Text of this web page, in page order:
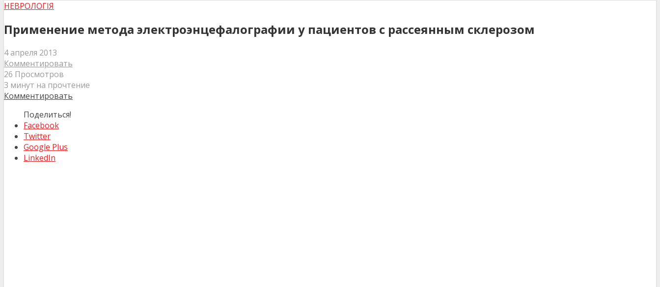
НЕВРОЛОГІЯ
Применение метода электроэнцефалографии у пациентов с рассеянным склерозом
4 апреля 2013
Комментировать
26 Просмотров
3 минут на прочтение
Комментировать
Поделиться!
Facebook
Twitter
Google Plus
LinkedIn